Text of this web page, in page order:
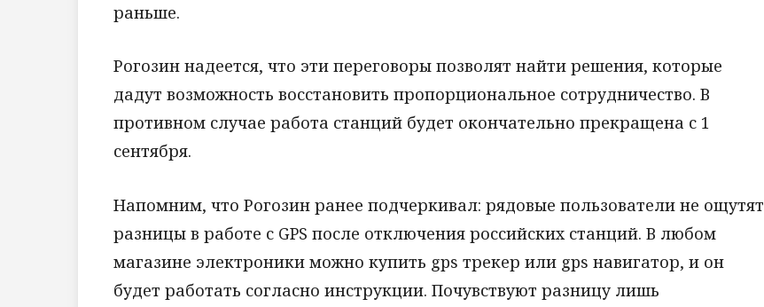
раньше.
Рогозин надеется, что эти переговоры позволят найти решения, которые
дадут возможность восстановить пропорциональное сотрудничество. В
противном случае работа станций будет окончательно прекращена с 1
сентября.
Напомним, что Рогозин ранее подчеркивал: рядовые пользователи не ощутят
разницы в работе с GPS после отключения российских станций. В любом
магазине электроники можно купить gps трекер или gps навигатор, и он
будет работать согласно инструкции. Почувствуют разницу лишь